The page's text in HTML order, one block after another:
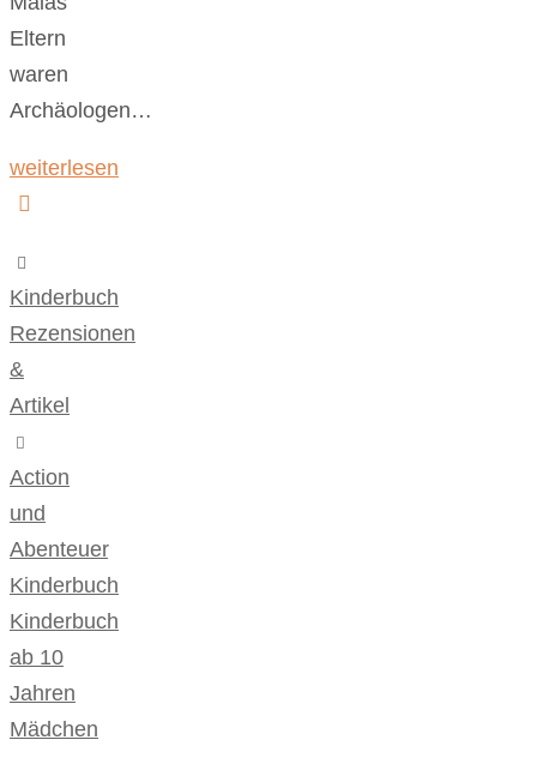
Eltern
waren
Archäologen…
weiterlesen
Kinderbuch
Rezensionen
&
Artikel
Action
und
Abenteuer,
Kinderbuch
Kinderbuch
ab 10
Jahren
Mädchen